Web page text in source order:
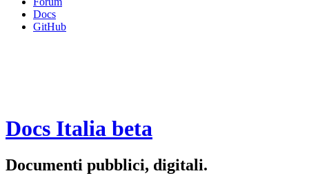
Docs
GitHub
Docs Italia beta
Documenti pubblici, digitali.